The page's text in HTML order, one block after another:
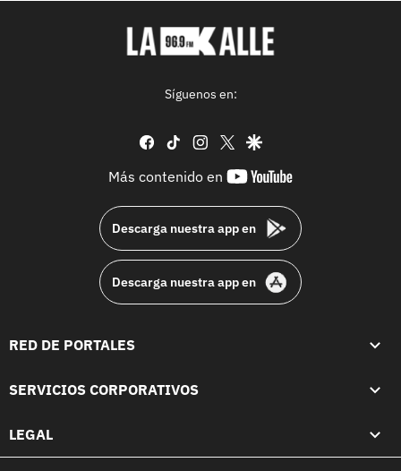
Síguenos en:
facebook
tiktok instagram
twittergoogle
Más contenido en
youtube-
Descarga nuestra app en
Descarga nuestra app en
RED DE PORTALES
SERVICIOS CORPORATIVOS
LEGAL